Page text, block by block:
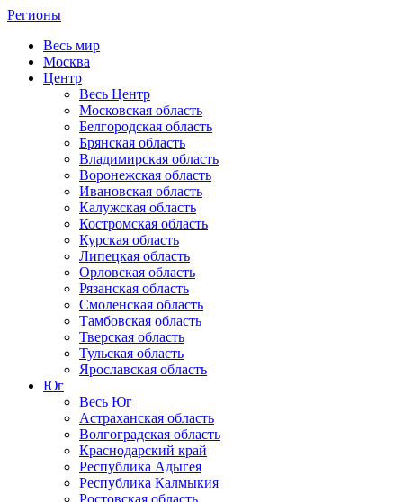
Регионы
Весь мир
Москва
Центр
Весь Центр
Московская область
Белгородская область
Брянская область
Владимирская область
Воронежская область
Ивановская область
Калужская область
Костромская область
Курская область
Липецкая область
Орловская область
Рязанская область
Смоленская область
Тамбовская область
Тверская область
Тульская область
Ярославская область
Юг
Весь Юг
Астраханская область
Волгоградская область
Краснодарский край
Республика Адыгея
Республика Калмыкия
Ростовская область